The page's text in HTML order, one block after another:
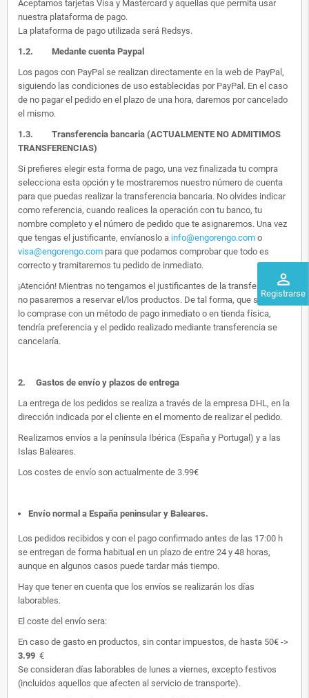
perm_identity
Registrarse
Aceptamos tarjetas Visa y Mastercard y aquellas que permita usar
nuestra plataforma de pago.
La plataforma de pago utilizada será Redsys.
1.2. Medante cuenta Paypal
Los pagos con PayPal se realizan directamente en la web de PayPal,
siguiendo las condiciones de uso establecidas por PayPal. En el caso
de no pagar el pedido en el plazo de una hora, daremos por cancelado
el mismo.
1.3. Transferencia bancaria (ACTUALMENTE NO ADMITIMOS
TRANSFERENCIAS)
Si prefieres elegir esta forma de pago, una vez finalizada tu compra
selecciona esta opción y te mostraremos nuestro número de cuenta
para que puedas realizar la transferencia bancaria. No olvides indicar
como referencia, cuando realices la operación con tu banco, tu
nombre completo y el número de pedido que te asignaremos. Una vez
que tengas el justificante, envíanoslo a info@engorengo.com o
visa@engorengo.com para que podamos comprobar que todo es
correcto y tramitaremos tu pedido de inmediato.
¡Atención! Mientras no tengamos el justificantes de la transferencia,
no pasaremos a reservar el/los productos. De tal forma, que si alguien
lo comprase con un método de pago inmediato o en tienda física,
tendría preferencia y el pedido realizado mediante transferencia se
cancelaría.
2. Gastos de envío y plazos de entrega
La entrega de los pedidos se realiza a través de la empresa DHL, en la
dirección indicada por el cliente en el momento de realizar el pedido.
Realizamos envíos a la península Ibérica (España y Portugal) y a las
Islas Baleares.
Los costes de envío son actualmente de 3.99€
Envío normal a España peninsular y Baleares.
Los pedidos recibidos y con el pago confirmado antes de las 17:00 h
se entregan de forma habitual en un plazo de entre 24 y 48 horas,
aunque en algunos casos puede tardar más tiempo.
Hay que tener en cuenta que los envíos se realizarán los días
laborables.
El coste del envío sera:
En caso de gasto en productos, sin contar impuestos, de hasta 50€ ->
3.99 €
Se consideran días laborables de lunes a viernes, excepto festivos
(incluidos aquellos que afecten al servicio de transporte).